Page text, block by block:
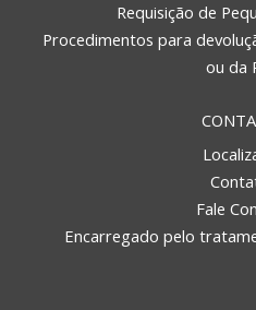
Requisição de
Procedimentos para
ou da
Fale
Encarregado pelo